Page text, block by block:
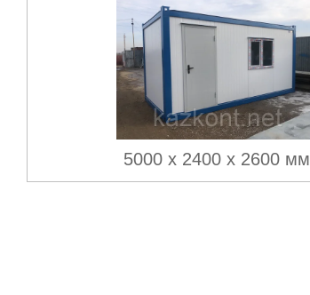
5000 х 2400 х 2600 мм